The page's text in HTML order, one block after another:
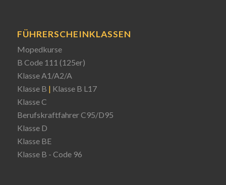
FÜHRERSCHEINKLASSEN
Mopedkurse
B Code 111 (125er)
Klasse A1/A2/A
Klasse B | Klasse B L17
Klasse C
Berufskraftfahrer C95/D95
Klasse D
Klasse BE
Klasse B - Code 96